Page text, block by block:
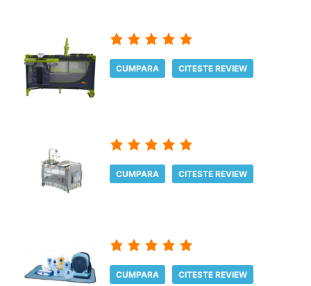
CUMPARA CITESTE REVIEW
CUMPARA CITESTE REVIEW
CUMPARA CITESTE REVIEW